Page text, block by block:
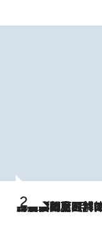
2026.8.8
「最後に見られてよかった」上野動物園の東園パンダ舎が解体前に特別公開。8月16日まで延長されたパネル展と共に辿る“半世紀”のパンダ飼育《解体工事の図面あり》